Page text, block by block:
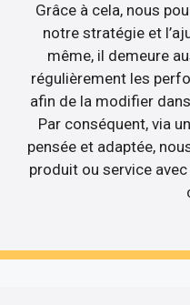
Grâce à cela, nous
notre stratégie et
même, il demeure
régulièrement les
afin de la modifier
Par conséquent, via
pensée et adaptée,
produit ou service